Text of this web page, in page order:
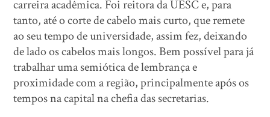
carreira acadêmica. Foi reitora da UESC e, para
tanto, até o corte de cabelo mais curto, que remete
ao seu tempo de universidade, assim fez, deixando
de lado os cabelos mais longos. Bem possível para já
trabalhar uma semiótica de lembrança e
proximidade com a região, principalmente após os
tempos na capital na chefia das secretarias.